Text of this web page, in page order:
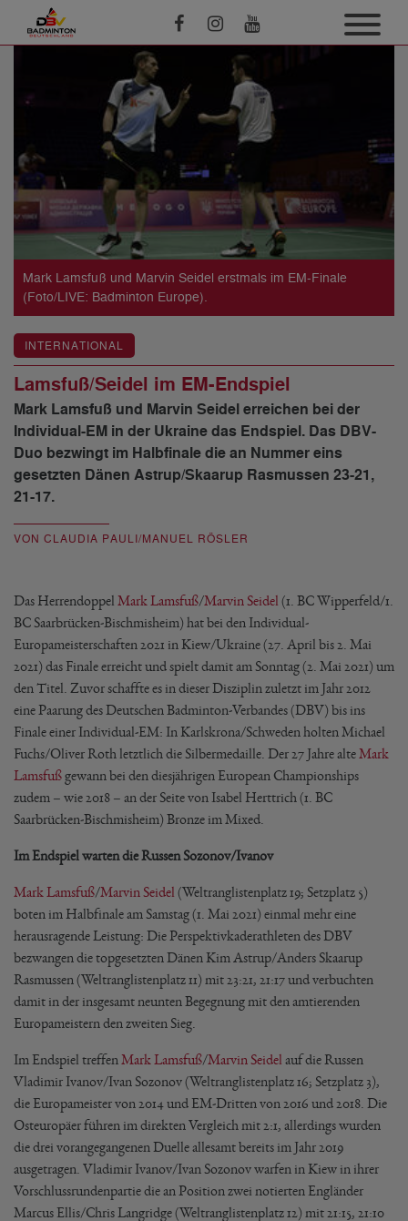
Mark Lamsfuß und Marvin Seidel erstmals im EM-Finale
(Foto/LIVE: Badminton Europe).
INTERNATIONAL
Lamsfuß/Seidel im EM-Endspiel
Mark Lamsfuß und Marvin Seidel erreichen bei der
Individual-EM in der Ukraine das Endspiel. Das DBV-
Duo bezwingt im Halbfinale die an Nummer eins
gesetzten Dänen Astrup/Skaarup Rasmussen 23-21,
21-17.
VON CLAUDIA PAULI/MANUEL RÖSLER
Das Herrendoppel Mark Lamsfuß/Marvin Seidel (1. BC Wipperfeld/1.
BC Saarbrücken-Bischmisheim) hat bei den Individual-
Europameisterschaften 2021 in Kiew/Ukraine (27. April bis 2. Mai
2021) das Finale erreicht und spielt damit am Sonntag (2. Mai 2021) um
den Titel. Zuvor schaffte es in dieser Disziplin zuletzt im Jahr 2012
eine Paarung des Deutschen Badminton-Verbandes (DBV) bis ins
Finale einer Individual-EM: In Karlskrona/Schweden holten Michael
Fuchs/Oliver Roth letztlich die Silbermedaille. Der 27 Jahre alteMark
Lamsfußgewann bei den diesjährigen European Championships
zudem – wie 2018 – an der Seite von Isabel Herttrich (1. BC
Saarbrücken-Bischmisheim) Bronze im Mixed.
Im Endspiel warten die Russen Sozonov/Ivanov
Mark Lamsfuß/Marvin Seidel (Weltranglistenplatz 19; Setzplatz 5)
boten im Halbfinale am Samstag (1. Mai 2021) einmal mehr eine
herausragende Leistung: Die Perspektivkaderathleten des DBV
bezwangen die topgesetzten Dänen Kim Astrup/Anders Skaarup
Rasmussen (Weltranglistenplatz 11) mit 23:21, 21:17 und verbuchten
damit in der insgesamt neunten Begegnung mit den amtierenden
Europameistern den zweiten Sieg.
Im Endspiel treffen Mark Lamsfuß/Marvin Seidel auf die Russen
Vladimir Ivanov/Ivan Sozonov (Weltranglistenplatz 16; Setzplatz 3),
die Europameister von 2014 und EM-Dritten von 2016 und 2018. Die
Osteuropäer führen im direkten Vergleich mit 2:1, allerdings wurden
die drei vorangegangenen Duelle allesamt bereits im Jahr 2019
ausgetragen. Vladimir Ivanov/Ivan Sozonov warfen in Kiew in ihrer
Vorschlussrundenpartie die an Position zwei notierten Engländer
Marcus Ellis/Chris Langridge (Weltranglistenplatz 12) mit 21:15, 21:10